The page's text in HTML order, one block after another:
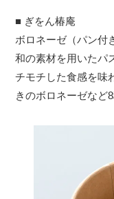
■ ぎをん椿庵
ボロネーゼ（パン付
和の素材を用いたパ
チモチした食感を味
きのボロネーゼなど